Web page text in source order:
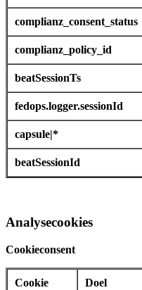
complianz_consent_status
complianz_policy_id
beatSessionTs
fedops.logger.sessionId
capsule|*
beatSessionId
Analysecookies
Cookieconsent
Cookie Doel